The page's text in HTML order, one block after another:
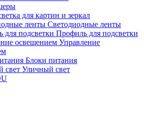
для картин и зеркал
Светодиодные ленты
Профиль для подсветки
Управление
Блоки питания
Уличный свет